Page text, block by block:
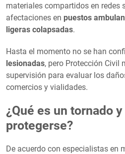
materiales compartidos en redes
afectaciones en puestos
ligeras colapsadas.
Hasta el momento no se han
lesionadas, pero Protección Civil
supervisión para evaluar los
comercios y vialidades.
¿Qué es un tornado
protegerse?
De acuerdo con especialistas en